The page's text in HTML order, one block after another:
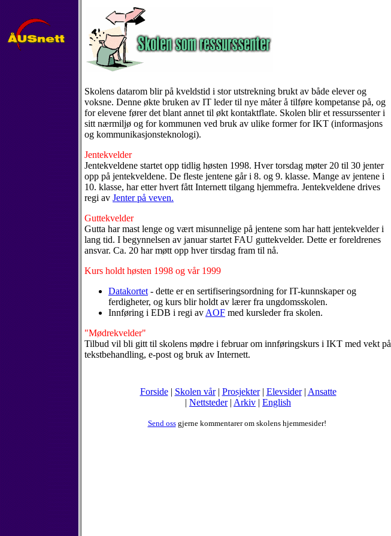
Skolens datarom blir på kveldstid i stor utstrekning brukt av både elever og
voksne. Denne økte bruken av IT leder til nye måter å tilføre kompetanse på, og
for elevene fører det blant annet til økt kontaktflate. Skolen blir et ressurssenter i
sitt nærmiljø og for kommunen ved bruk av ulike former for IKT (informasjons
og kommunikasjonsteknologi).
Jentekvelder
Jentekveldene startet opp tidlig høsten 1998. Hver torsdag møter 20 til 30 jenter
opp på jentekveldene. De fleste jentene går i 8. og 9. klasse. Mange av jentene i
10. klasse, har etter hvert fått Internett tilgang hjemmefra. Jentekveldene drives
regi av Jenter på veven.
Guttekvelder
Gutta har mast lenge og vært misunnelige på jentene som har hatt jentekvelder i
lang tid. I begynnelsen av januar startet FAU guttekvelder. Dette er foreldrenes
ansvar. Ca. 20 har møtt opp hver tirsdag fram til nå.
Kurs holdt høsten 1998 og vår 1999
Datakortet - dette er en sertifiseringsordning for IT-kunnskaper og
ferdigheter, og kurs blir holdt av lærer fra ungdomsskolen.
Innføring i EDB i regi av AOF med kursleder fra skolen.
"Mødrekvelder"
Tilbud vil bli gitt til skolens mødre i februar om innføringskurs i IKT med vekt på
tekstbehandling, e-post og bruk av Internett.
Forside| Skolen vår| Prosjekter| Elevsider| Ansatte
| Nettsteder| Arkiv | English
Send ossgjerne kommentarer om skolens hjemmesider!